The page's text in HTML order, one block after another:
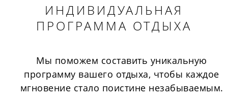
ИНДИВИДУАЛЬНАЯ
ПРОГРАММА ОТДЫХА
Мы поможем составить уникальную
программу вашего отдыха, чтобы каждое
мгновение стало поистине незабываемым.